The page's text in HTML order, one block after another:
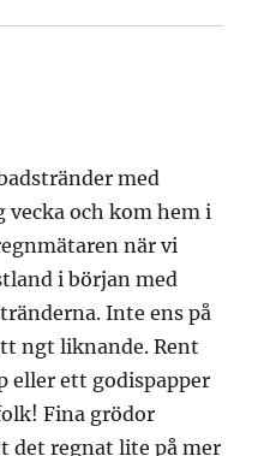
med
och kom hem i
när vi
i början med
Inte ens på
ngt liknande. Rent
eller ett godispapper
Fina grödor
det regnat lite på mer